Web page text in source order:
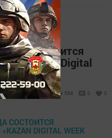
состоится
«Kazan Digital
568 0 0